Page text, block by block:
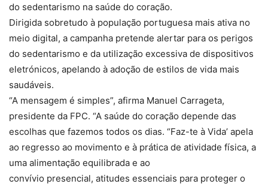
do sedentarismo na saúde do coração.
Dirigida sobretudo à população portuguesa mais ativa no
meio digital, a campanha pretende alertar para os perigos
do sedentarismo e da utilização excessiva de dispositivos
eletrónicos, apelando à adoção de estilos de vida mais
saudáveis.
“A mensagem é simples”, afirma Manuel Carrageta,
presidente da FPC. “A saúde do coração depende das
escolhas que fazemos todos os dias. “Faz-te à Vida’ apela
ao regresso ao movimento e à prática de atividade física, a
uma alimentação equilibrada e ao
convívio presencial, atitudes essenciais para proteger o